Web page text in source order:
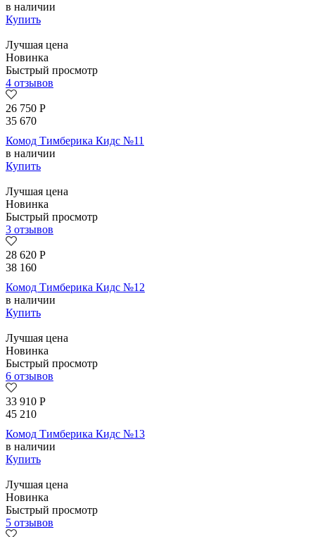
в наличии
Купить
Лучшая цена
Новинка
Быстрый просмотр
4 отзывов
26 750 Р
35 670
Комод Тимберика Кидс №11
в наличии
Купить
Лучшая цена
Новинка
Быстрый просмотр
3 отзывов
28 620 Р
38 160
Комод Тимберика Кидс №12
в наличии
Купить
Лучшая цена
Новинка
Быстрый просмотр
6 отзывов
33 910 Р
45 210
Комод Тимберика Кидс №13
в наличии
Купить
Лучшая цена
Новинка
Быстрый просмотр
5 отзывов